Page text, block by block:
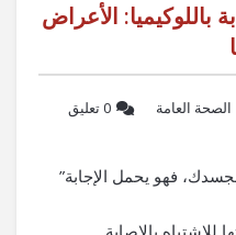
باللوكيميا: الأعراض
الصحة العامة
‫0 تعليق
فهو يحمل الإجابة”
للاشتباه بالإصابة